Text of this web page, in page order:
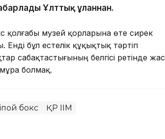
Ұлттық ұланнан.
қолғабы музей қорларына өте сирек
Енді бұл естелік құқықтық тәртіп
сабақтастығының белгісі ретінде жас
болмақ.
бокс ҚР ІІМ